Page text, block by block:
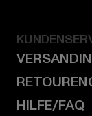
HILFE/FAQ